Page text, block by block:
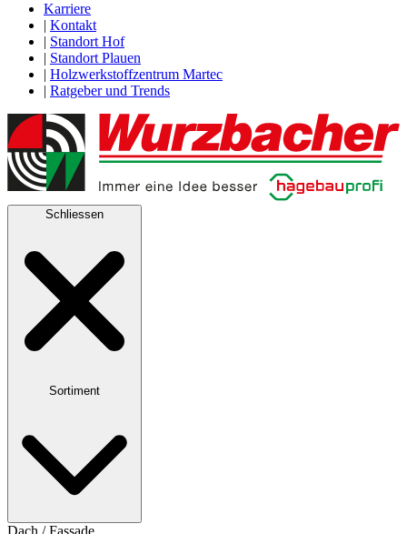
Karriere
| Kontakt
| Standort Hof
| Standort Plauen
| Holzwerkstoffzentrum Martec
| Ratgeber und Trends
Schliessen
Sortiment